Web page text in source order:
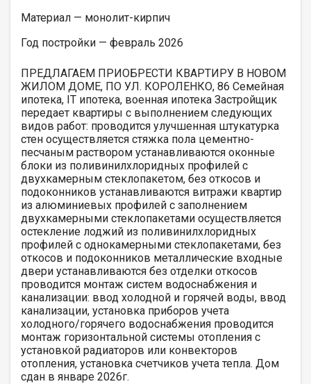
Материал — монолит-кирпич
Год постройки — февраль 2026
ПРЕДЛАГАЕМ ПРИОБРЕСТИ КВАРТИРУ В НОВОМ
ЖИЛОМ ДОМЕ, ПО УЛ. КОРОЛЕНКО, 86 Семейная
ипотека, IT ипотека, военная ипотека Застройщик
передает квартиры с выполнением следующих
видов работ: проводится улучшенная штукатурка
стен осуществляется стяжка пола цементно-
песчаным раствором устанавливаются оконные
блоки из поливинилхлоридных профилей с
двухкамерным стеклопакетом, без откосов и
подоконников устанавливаются витражи квартир
из алюминиевых профилей с заполнением
двухкамерными стеклопакетами осуществляется
остекление лоджий из поливинилхлоридных
профилей с однокамерными стеклопакетами, без
откосов и подоконников металлические входные
двери устанавливаются без отделки откосов
проводится монтаж систем водоснабжения и
канализации: ввод холодной и горячей воды, ввод
канализации, установка приборов учета
холодного/горячего водоснабжения проводится
монтаж горизонтальной системы отопления с
установкой радиаторов или конвекторов
отопления, установка счетчиков учета тепла. Дом
сдан в январе 2026г.